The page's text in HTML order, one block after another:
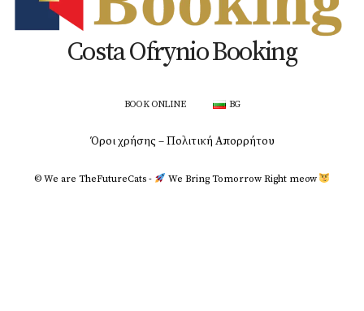
Costa Ofrynio Booking
BOOK ONLINE BG
Όροι χρήσης – Πολιτική Απορρήτου
© We are TheFutureCats - We Bring Tomorrow Right meοw